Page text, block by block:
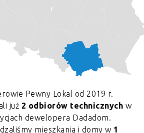
Pewny Lokal od 2019 r.
już 2 odbiorów technicznych w
dewelopera Dadadom.
mieszkania i domy w 1